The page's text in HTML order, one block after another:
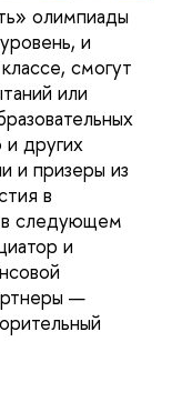
олимпиады
и
смогут
или
других
и призеры из
в
в следующем
и
—